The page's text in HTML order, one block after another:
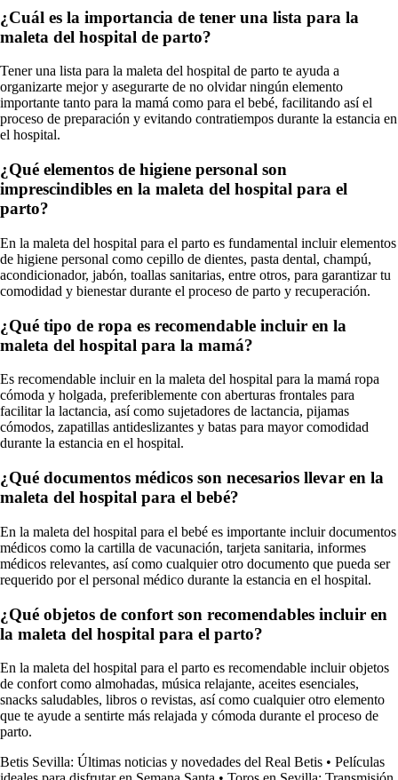
¿Cuál es la importancia de tener una lista para la
maleta del hospital de parto?
Tener una lista para la maleta del hospital de parto te ayuda a
organizarte mejor y asegurarte de no olvidar ningún elemento
importante tanto para la mamá como para el bebé, facilitando así el
proceso de preparación y evitando contratiempos durante la estancia en
el hospital.
¿Qué elementos de higiene personal son
imprescindibles en la maleta del hospital para el
parto?
En la maleta del hospital para el parto es fundamental incluir elementos
de higiene personal como cepillo de dientes, pasta dental, champú,
acondicionador, jabón, toallas sanitarias, entre otros, para garantizar tu
comodidad y bienestar durante el proceso de parto y recuperación.
¿Qué tipo de ropa es recomendable incluir en la
maleta del hospital para la mamá?
Es recomendable incluir en la maleta del hospital para la mamá ropa
cómoda y holgada, preferiblemente con aberturas frontales para
facilitar la lactancia, así como sujetadores de lactancia, pijamas
cómodos, zapatillas antideslizantes y batas para mayor comodidad
durante la estancia en el hospital.
¿Qué documentos médicos son necesarios llevar en la
maleta del hospital para el bebé?
En la maleta del hospital para el bebé es importante incluir documentos
médicos como la cartilla de vacunación, tarjeta sanitaria, informes
médicos relevantes, así como cualquier otro documento que pueda ser
requerido por el personal médico durante la estancia en el hospital.
¿Qué objetos de confort son recomendables incluir en
la maleta del hospital para el parto?
En la maleta del hospital para el parto es recomendable incluir objetos
de confort como almohadas, música relajante, aceites esenciales,
snacks saludables, libros o revistas, así como cualquier otro elemento
que te ayude a sentirte más relajada y cómoda durante el proceso de
parto.
Betis Sevilla: Últimas noticias y novedades del Real Betis • Películas